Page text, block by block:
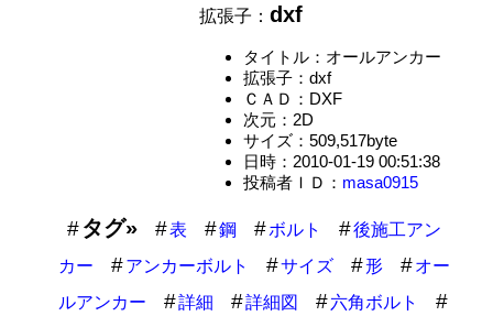
拡張子：dxf
タイトル：オールアンカー
拡張子：dxf
ＣＡＤ：DXF
次元：2D
サイズ：509,517byte
日時：2010-01-19 00:51:38
投稿者ＩＤ： masa0915
タグ» 表 鋼 ボルト
後施工アン
カー
アンカーボルト サイズ 形
オー
ルアンカー
詳細 詳細図
六角ボルト